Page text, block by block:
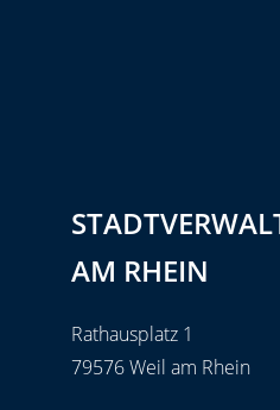
AM RHEIN
Rathausplatz 1
79576 Weil am Rhein